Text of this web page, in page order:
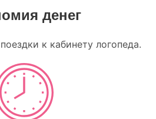
денег
к кабинету логопеда.